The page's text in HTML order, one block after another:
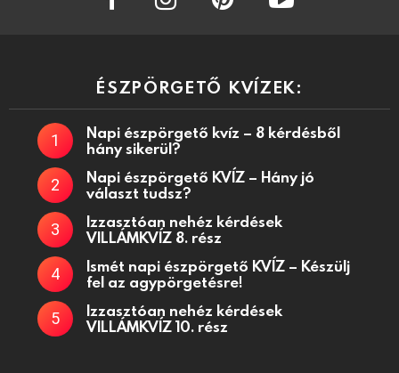
ÉSZPÖRGETŐ KVÍZEK:
Napi észpörgető kvíz – 8 kérdésből
hány sikerül?
Napi észpörgető KVÍZ – Hány jó
választ tudsz?
Izzasztóan nehéz kérdések
VILLÁMKVÍZ 8. rész
Ismét napi észpörgető KVÍZ – Készülj
fel az agypörgetésre!
Izzasztóan nehéz kérdések
VILLÁMKVÍZ 10. rész